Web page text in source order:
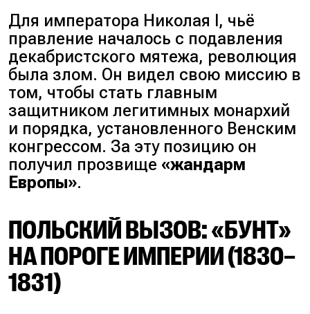
Для императора Николая I, чьё
правление началось с подавления
декабристского мятежа, революция
была злом. Он видел свою миссию в
том, чтобы стать главным
защитником легитимных монархий
и порядка, установленного Венским
конгрессом. За эту позицию он
получил прозвище «жандарм
Европы».
ПОЛЬСКИЙ ВЫЗОВ: «БУНТ»
НА ПОРОГЕ ИМПЕРИИ (1830–
1831)